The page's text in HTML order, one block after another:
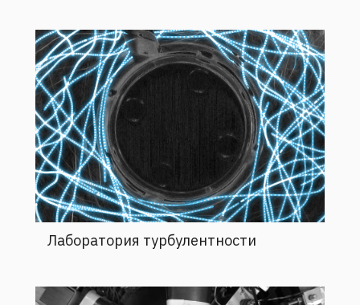
Лаборатория турбулентности